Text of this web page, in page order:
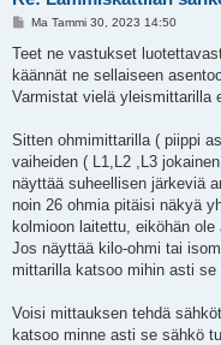
V
e
t
i
Ma Tammi 30, 2023 14:50
Teet ne vastukset
käännät ne sellaiseen
Varmistat vielä yleismittarilla
Sitten ohmimittarilla ( piippi
vaiheiden ( L1,L2 ,L3
näyttää suheellisen järkeviä
noin 26 ohmia pitäisi näkyä
kolmioon laitettu, eiköhän ole
Jos näyttää kilo-ohmi tai
mittarilla katsoo mihin asti se
Voisi mittauksen tehdä
katsoo minne asti se sähkö